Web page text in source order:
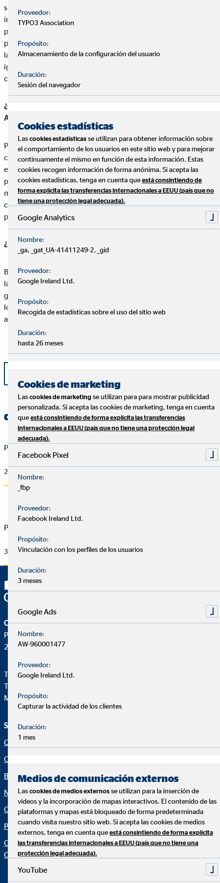
si tuviera que elegir entre los aspectos personales más
importantes para definir este tipo de acción serían: la cercanía
para mostrar la confianza al equipo, la escucha activa para
poder solventar las dificultades que se planteen y la humildad a
la hora de buscar soluciones conjuntas, para tratarse todos de
igual a igual, siempre independientemente el puesto que ocupe
cada uno.
¿Qué fue lo que te motivó a comenzar tu carrera en OVB
Allfinanz?
Para mí, comenzar mi carrera en una empresa tan importante
como OVB Allfinanz ha significado tener la oportunidad de
ejercer una profesión de futuro ajustada a mi objetivo
profesional. El tener la ventaja de ser tu propio jefe e ir
marcando tus objetivos, ha permitido que pudiera
compatibilizar la conciliación entre mi vida personal y mi vida
profesional, algo que en un principio veía imposible.
¿Por qué recomendarías trabajar en OVB?
Básicamente porque trabajar en una empresa como OVB te da
la oportunidad de poder emprender un proyecto profesional a
gran escala, y además, sin las trabas económicas, formativas y
logísticas, que normalmente conlleva el inicio de una nueva
actividad empresarial.
documentos adicionales
POST_27ABRIL_B__2_.jpg
238 KB
POST_27ABRIL_B__3_.jpg
397 KB
OVB Allfinanz España S.A.
Pza. Manuel Gómez Moreno, 2 8ªA
28020 Madrid
Teléfono:+34914471028
Telefax: +34 91 44710-29
Mail:ovb@central.ovb.es
Servicio e información
Quiénes Somos
Consultoría financiera
Blog
Noticias
Calculadora financiera
Protección de datos
Organization: "Datos sobre
OVB"
Canal ético
Netiqueta
Declaración de accesibilidad
Configuración de cookies
Proveedor:
TYPO3 Association
Propósito:
Almacenamiento de la configuración del usuario
Duración:
Sesión del navegador
Cookies estadísticas
Las cookies estadísticas se utilizan para obtener información sobre
el comportamiento de los usuarios en este sitio web y para mejorar
continuamente el mismo en función de esta información. Estas
cookies recogen información de forma anónima. Si acepta las
cookies estadísticas, tenga en cuenta que está consintiendo de
forma explícita las transferencias internacionales a EEUU (país que no
tiene una protección legal adecuada).
Google Analytics
Nombre:
_ga, _gat_UA-41411249-2, _gid
Proveedor:
Google Ireland Ltd.
Propósito:
Recogida de estadísticas sobre el uso del sitio web
Duración:
hasta 26 meses
Cookies de marketing
Las cookies de marketing se utilizan para para mostrar publicidad
personalizada. Si acepta las cookies de marketing, tenga en cuenta
que está consintiendo de forma explícita las transferencias
internacionales a EEUU (país que no tiene una protección legal
adecuada).
Facebook Pixel
Nombre:
_fbp
Proveedor:
Facebook Ireland Ltd.
Propósito:
Vinculación con los perfiles de los usuarios
Duración:
3 meses
Google Ads
Nombre:
AW-960001477
Proveedor:
Google Ireland Ltd.
Propósito:
Capturar la actividad de los clientes
Duración:
1 mes
Medios de comunicación externos
Las cookies de medios externos se utilizan para la inserción de
videos y la incorporación de mapas interactivos. El contenido de las
plataformas y mapas está bloqueado de forma predeterminada
cuando visita nuestro sitio web. Si acepta las cookies de medios
externos, tenga en cuenta que está consintiendo de forma explícita
las transferencias internacionales a EEUU (país que no tiene una
protección legal adecuada).
YouTube